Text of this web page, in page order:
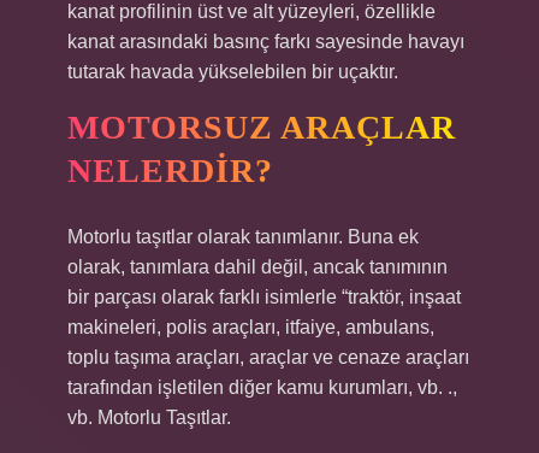
kanat profilinin üst ve alt yüzeyleri, özellikle
kanat arasındaki basınç farkı sayesinde havayı
tutarak havada yükselebilen bir uçaktır.
MOTORSUZ ARAÇLAR
NELERDIR?
Motorlu taşıtlar olarak tanımlanır. Buna ek
olarak, tanımlara dahil değil, ancak tanımının
bir parçası olarak farklı isimlerle “traktör, inşaat
makineleri, polis araçları, itfaiye, ambulans,
toplu taşıma araçları, araçlar ve cenaze araçları
tarafından işletilen diğer kamu kurumları, vb. .,
vb. Motorlu Taşıtlar.